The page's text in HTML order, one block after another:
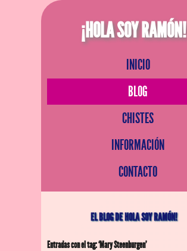
¡HOLA SOY RAMÓN!
INICIO
BLOG
CHISTES
INFORMACIÓN
CONTACTO
EL BLOG DE HOLA SOY RAMÓN!
Entradas con el tag: ‘Mary Steenburgen’